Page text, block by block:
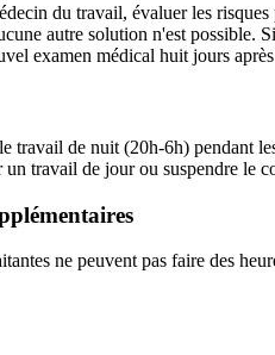
du travail, évaluer les
autre solution n'est possible.
examen médical huit jours
travail de nuit (20h-6h) pendant
travail de jour ou suspendre le
ne peuvent pas faire des